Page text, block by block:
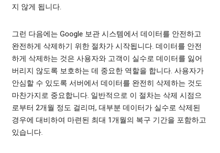
지 않게 됩니다.
그런 다음에는 Google 보관 시스템에서 데이터를 안전하고
완전하게 삭제하기 위한 절차가 시작됩니다. 데이터를 안전
하게 삭제하는 것은 사용자와 고객이 실수로 데이터를 잃어
버리지 않도록 보호하는 데 중요한 역할을 합니다. 사용자가
안심할 수 있도록 서버에서 데이터를 완전히 삭제하는 것도
마찬가지로 중요합니다. 일반적으로 이 절차는 삭제 시점으
로부터 2개월 정도 걸리며, 대부분 데이터가 실수로 삭제된
경우에 대비하여 마련된 최대 1개월의 복구 기간을 포함하고
있습니다.